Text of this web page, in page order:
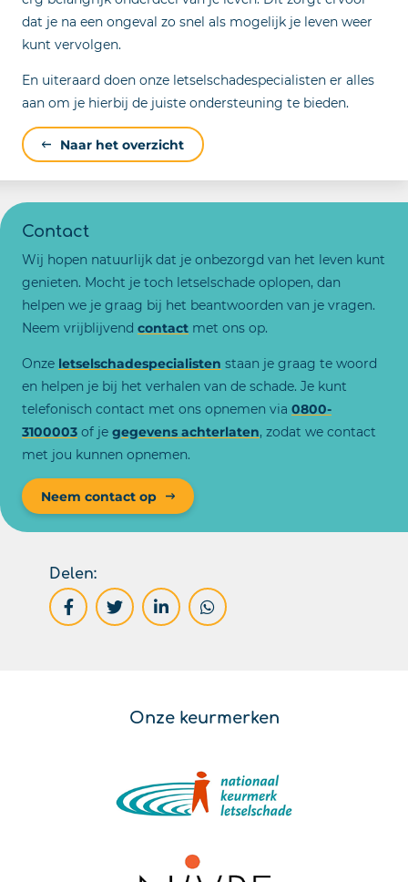
dat je na een ongeval zo snel als mogelijk je leven weer
kunt vervolgen.
En uiteraard doen onze letselschadespecialisten er alles
aan om je hierbij de juiste ondersteuning te bieden.
Naar het overzicht
Contact
Wij hopen natuurlijk dat je onbezorgd van het leven kunt
genieten. Mocht je toch letselschade oplopen, dan
helpen we je graag bij het beantwoorden van je vragen.
Neem vrijblijvend contact met ons op.
Onze letselschadespecialisten staan je graag te woord
en helpen je bij het verhalen van de schade. Je kunt
telefonisch contact met ons opnemen via 0800-
3100003 of je gegevens achterlaten, zodat we contact
met jou kunnen opnemen.
Neem contact op
Delen:
Onze keurmerken